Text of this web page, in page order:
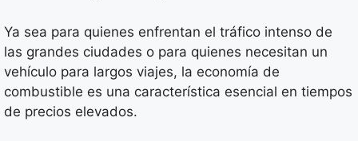
Ya sea para quienes enfrentan el tráfico intenso de
las grandes ciudades o para quienes necesitan un
vehículo para largos viajes, la economía de
combustible es una característica esencial en tiempos
de precios elevados.